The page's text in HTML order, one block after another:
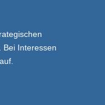
Bei Interessen